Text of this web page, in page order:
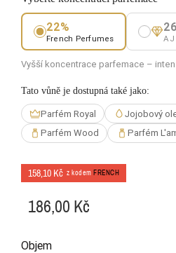
22%
French Perfumes AJ
Vyšší koncentrace parfemace –
Tato vůně je dostupná také jako:
Parfém Royal Jojobový
Parfém Wood
Parfém
158,10 Kč z kodem FRENCH
186,00 Kč
Objem